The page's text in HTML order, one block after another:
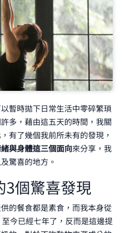
暫時拋下日常生活中零碎繁瑣
多，藉由這五天的時間，我關
有了幾個我前所未有的發現，
與身體這三個面向來分享，我
驚喜的地方。
3個驚喜發現
的餐食都是素食，而我本身從
今已經七年了，反而是這邊提